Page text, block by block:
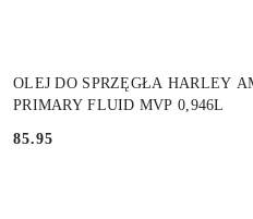
OLEJ DO SPRZĘGŁA HARLEY
PRIMARY FLUID MVP 0,946L
Cena:
85.95